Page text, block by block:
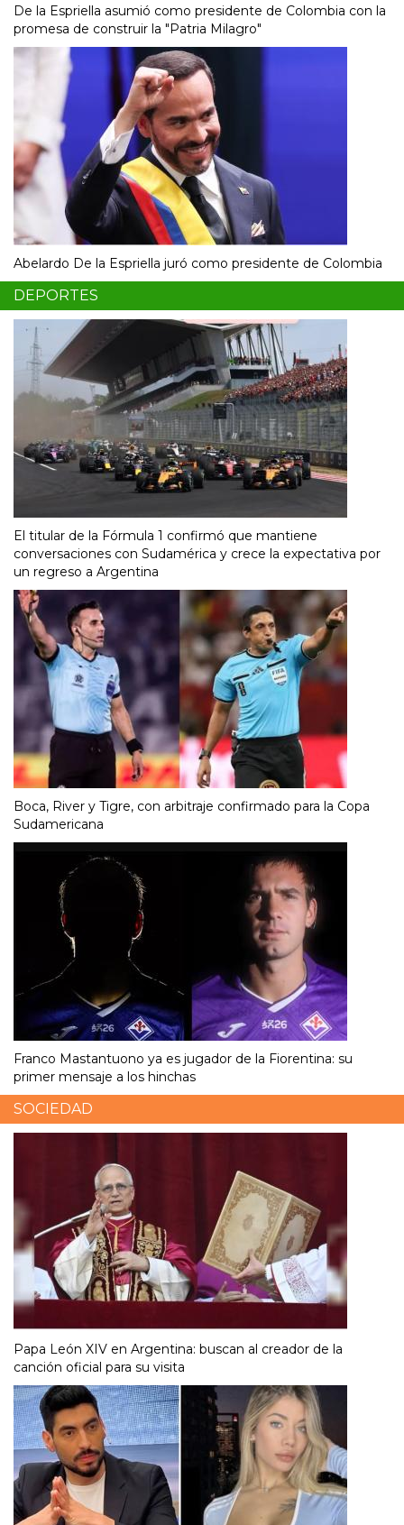
De la Espriella asumió como presidente de Colombia con la
promesa de construir la "Patria Milagro"
Abelardo De la Espriella juró como presidente de Colombia
DEPORTES
El titular de la Fórmula 1 confirmó que mantiene
conversaciones con Sudamérica y crece la expectativa por
un regreso a Argentina
Boca, River y Tigre, con arbitraje confirmado para la Copa
Sudamericana
Franco Mastantuono ya es jugador de la Fiorentina: su
primer mensaje a los hinchas
SOCIEDAD
Papa León XIV en Argentina: buscan al creador de la
canción oficial para su visita